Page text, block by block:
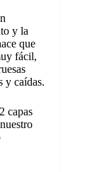
y la
que
fácil,
y caídas.
capas